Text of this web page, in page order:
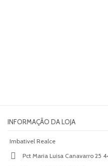
INFORMAÇÃO DA LOJA
Imbativel Realce
Pct Maria Luisa Canavarro 25